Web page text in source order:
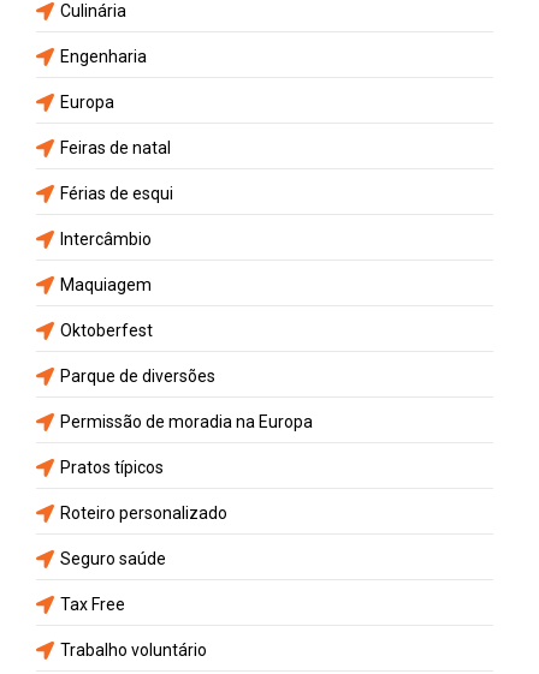
Culinária
Engenharia
Europa
Feiras de natal
Férias de esqui
Intercâmbio
Maquiagem
Oktoberfest
Parque de diversões
Permissão de moradia na Europa
Pratos típicos
Roteiro personalizado
Seguro saúde
Tax Free
Trabalho voluntário